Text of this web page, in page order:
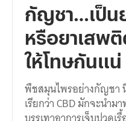
กัญชา…เป็น
หรือยาเสพ
ให้โทษกันแน่
พืชสมุนไพรอย่างกัญชา
เรียกว่า CBD มักจะนำ